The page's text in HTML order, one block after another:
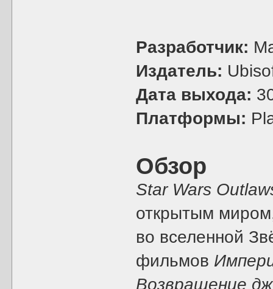
Разработчик:
Издатель:
Дата выхода:
Платформы:
Обзор
Star Wars
открытым
во вселенной
фильмов
Возвращение